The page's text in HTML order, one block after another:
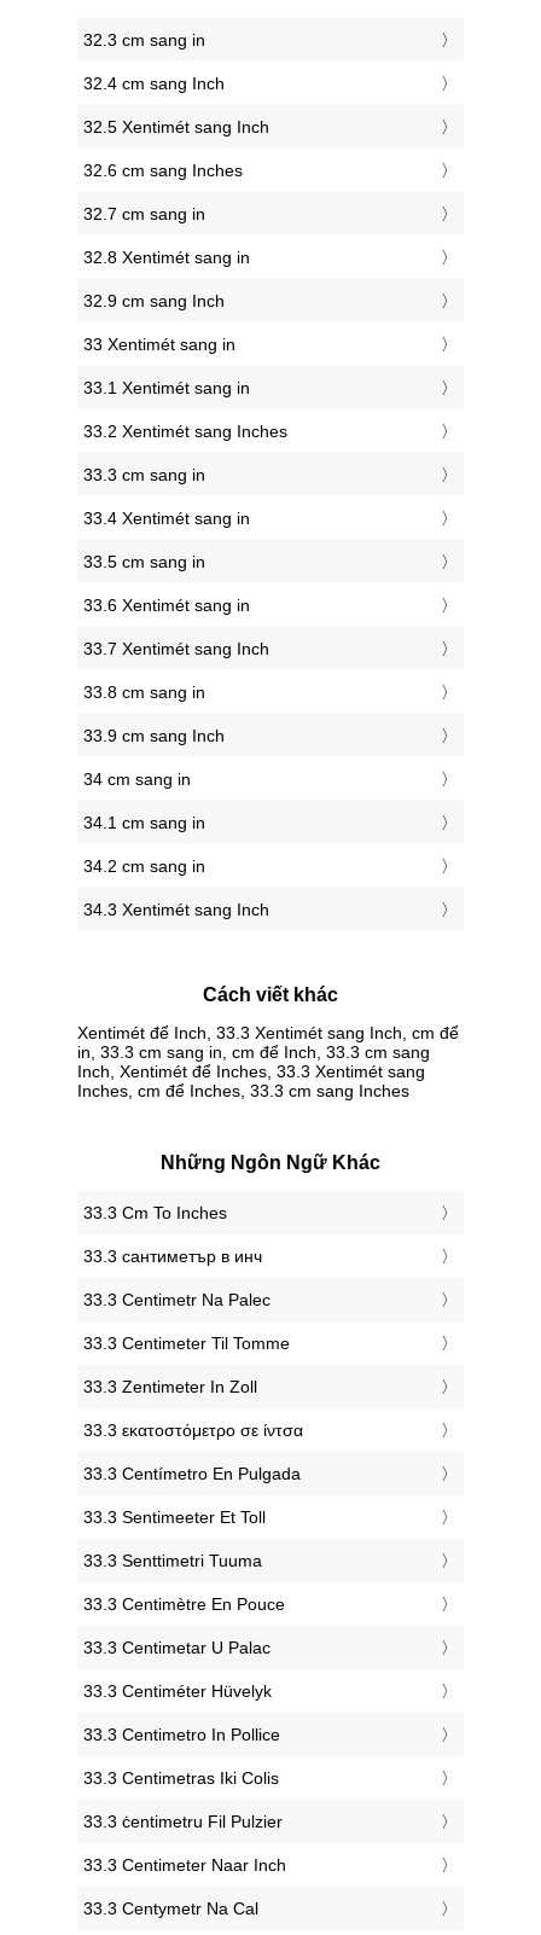
32.3 cm sang in
32.4 cm sang Inch
32.5 Xentimét sang Inch
32.6 cm sang Inches
32.7 cm sang in
32.8 Xentimét sang in
32.9 cm sang Inch
33 Xentimét sang in
33.1 Xentimét sang in
33.2 Xentimét sang Inches
33.3 cm sang in
33.4 Xentimét sang in
33.5 cm sang in
33.6 Xentimét sang in
33.7 Xentimét sang Inch
33.8 cm sang in
33.9 cm sang Inch
34 cm sang in
34.1 cm sang in
34.2 cm sang in
34.3 Xentimét sang Inch
Cách viết khác
Xentimét để Inch, 33.3 Xentimét sang Inch, cm để
in, 33.3 cm sang in, cm để Inch, 33.3 cm sang
Inch, Xentimét để Inches, 33.3 Xentimét sang
Inches, cm để Inches, 33.3 cm sang Inches
Những Ngôn Ngữ Khác
‎33.3 Cm To Inches
‎33.3 сантиметър в инч
‎33.3 Centimetr Na Palec
‎33.3 Centimeter Til Tomme
‎33.3 Zentimeter In Zoll
‎33.3 εκατοστόμετρο σε ίντσα
‎33.3 Centímetro En Pulgada
‎33.3 Sentimeeter Et Toll
‎33.3 Senttimetri Tuuma
‎33.3 Centimètre En Pouce
‎33.3 Centimetar U Palac
‎33.3 Centiméter Hüvelyk
‎33.3 Centimetro In Pollice
‎33.3 Centimetras Iki Colis
‎33.3 ċentimetru Fil Pulzier
‎33.3 Centimeter Naar Inch
‎33.3 Centymetr Na Cal